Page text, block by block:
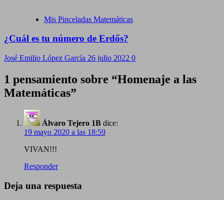
Mis Pinceladas Matemáticas
¿Cuál es tu número de Erdős?
José Emilio López García 26 julio 2022 0
1 pensamiento sobre “Homenaje a las
Matemáticas”
Álvaro Tejero 1B dice:
19 mayo 2020 a las 18:59
VIVAN!!!
Responder
Deja una respuesta